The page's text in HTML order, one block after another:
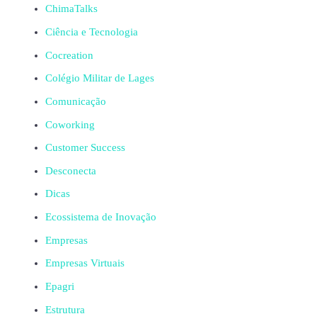
ChimaTalks
Ciência e Tecnologia
Cocreation
Colégio Militar de Lages
Comunicação
Coworking
Customer Success
Desconecta
Dicas
Ecossistema de Inovação
Empresas
Empresas Virtuais
Epagri
Estrutura